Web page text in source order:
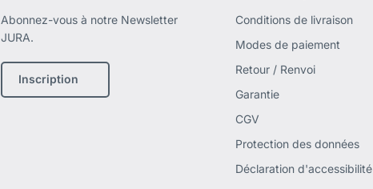
Abonnez-vous à notre Newsletter
JURA.
Inscription
Conditions de livraison
Modes de paiement
Retour / Renvoi
Garantie
CGV
Protection des données
Déclaration d'accessibilité